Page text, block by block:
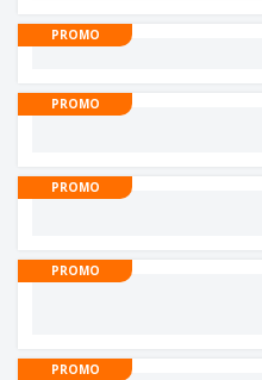
PROMO
PROMO
PROMO
PROMO
PROMO